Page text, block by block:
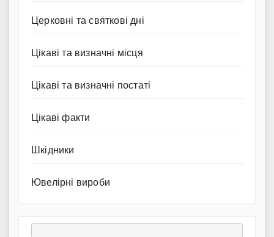
Церковні та святкові дні
Цікаві та визначні місця
Цікаві та визначні постаті
Цікаві факти
Шкідники
Ювелірні вироби